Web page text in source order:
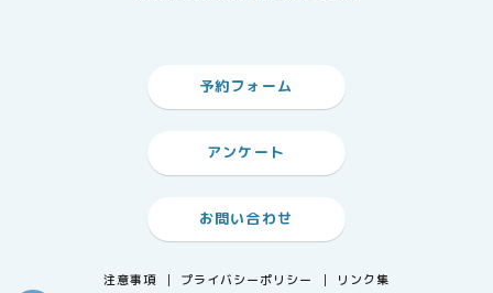
予約フォーム
アンケート
お問い合わせ
注意事項 プライバシーポリシー リンク集